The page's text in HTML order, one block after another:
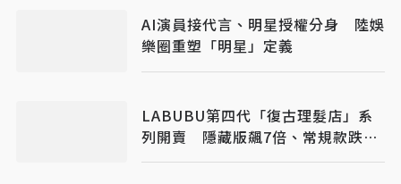
AI演員接代言、明星授權分身 陸娛
樂圈重塑「明星」定義
LABUBU第四代「復古理髮店」系
列開賣 隱藏版飆7倍、常規款跌破
原價